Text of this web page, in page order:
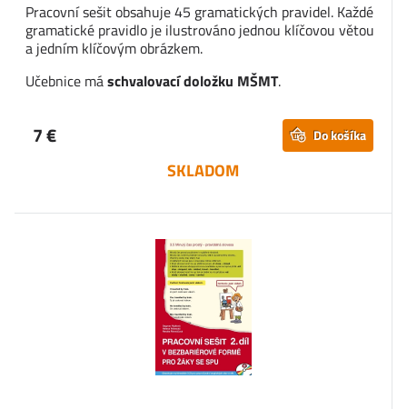
Pracovní sešit obsahuje 45 gramatických pravidel. Každé
gramatické pravidlo je ilustrováno jednou klíčovou větou
a jedním klíčovým obrázkem.
Učebnice máschvalovací doložku MŠMT.
7 € Do košíka
SKLADOM